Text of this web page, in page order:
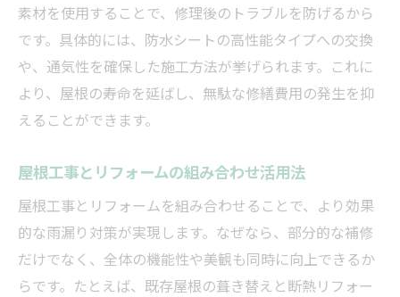
素材を使用することで、修理後のトラブルを防げるから
です。具体的には、防水シートの高性能タイプへの交換
や、通気性を確保した施工方法が挙げられます。これに
より、屋根の寿命を延ばし、無駄な修繕費用の発生を抑
えることができます。
屋根工事とリフォームの組み合わせ活用法
屋根工事とリフォームを組み合わせることで、より効果
的な雨漏り対策が実現します。なぜなら、部分的な補修
だけでなく、全体の機能性や美観も同時に向上できるか
らです。たとえば、既存屋根の葺き替えと断熱リフォー